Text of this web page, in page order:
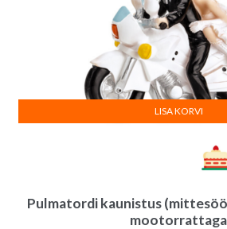
Pulmatordi kaunistus
mootorrattaga
LISA KORVI